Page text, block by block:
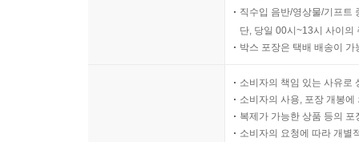
스테디북에 딱 맞춘 그리드 가이드를 준비했어
가이드라인을 제공합니다. 책갈피처럼 쓰고 뒷면
직수입 음반/영상물/기프트
단, 당일 00시~13시 사이의
박스 포장은 택배 배송이
소비자의 책임 있는 사유로
소비자의 사용, 포장 개봉
복제가 가능한 상품 등의
소비자의 요청에 따라 개별